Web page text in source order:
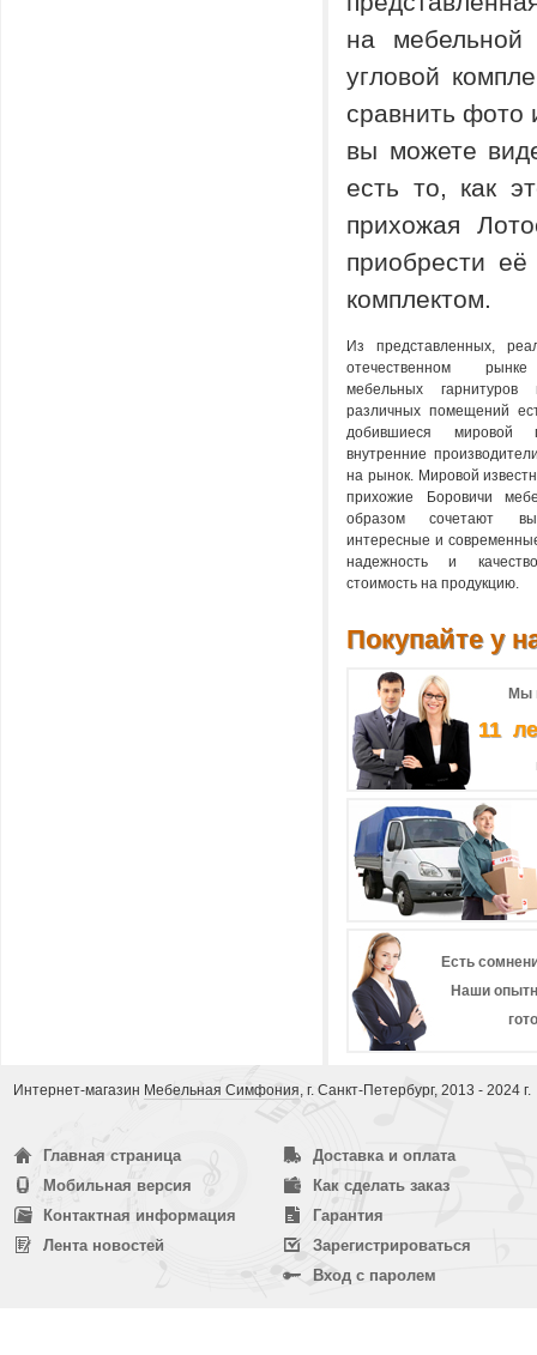
на
угловой
сравнить фото
вы можете
есть то, как
прихожая
приобрести
комплектом.
Из представленных,
отечественном рынке
мебельных
различных помещений
добившиеся мировой
внутренние
на рынок. Мировой
прихожие Боровичи
образом сочетают
интересные и
надежность и
стоимость на продукцию.
Покупайте у
Мы
11
Есть
Наши
Интернет-магазин Мебельная Симфония, г. Санкт-Петербург, 2013 - 2024 г.
Главная страница
Мобильная версия
Контактная информация
Лента новостей
Доставка и оплата
Как сделать заказ
Гарантия
Зарегистрироваться
Вход с паролем